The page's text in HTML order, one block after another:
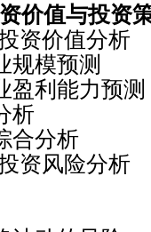
价值与投资
资价值分析
模预测
能力预测
分析
资风险分析